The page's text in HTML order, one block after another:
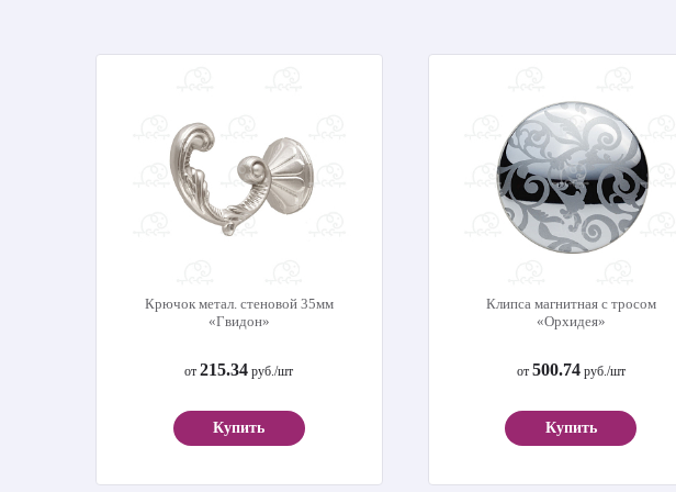
Крючок метал. стеновой 35мм
«Гвидон»
от215.34 руб./шт
Купить
Клипса магнитная с тросом
«Орхидея»
от 500.74руб./шт
Купить